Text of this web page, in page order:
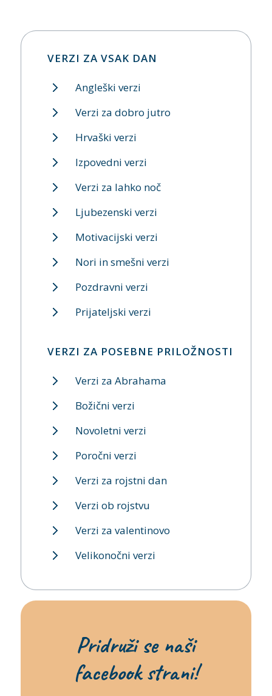
VERZI ZA VSAK DAN
Angleški verzi
Verzi za dobro jutro
Hrvaški verzi
Izpovedni verzi
Verzi za lahko noč
Ljubezenski verzi
Motivacijski verzi
Nori in smešni verzi
Pozdravni verzi
Prijateljski verzi
VERZI ZA POSEBNE PRILOŽNOSTI
Verzi za Abrahama
Božični verzi
Novoletni verzi
Poročni verzi
Verzi za rojstni dan
Verzi ob rojstvu
Verzi za valentinovo
Velikonočni verzi
Pridruži se naši
facebook strani!